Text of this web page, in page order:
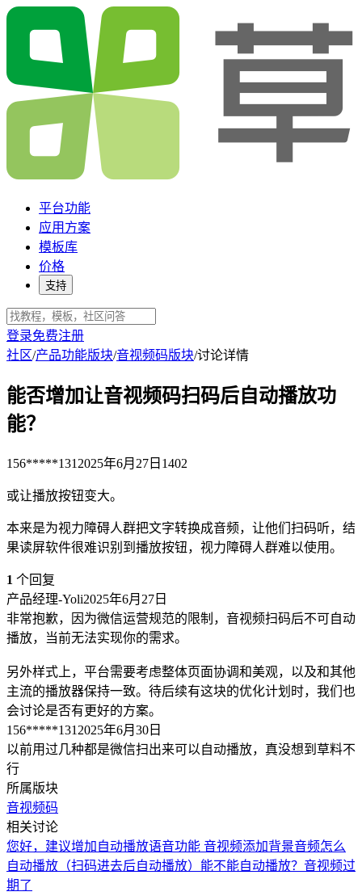
平台功能
应用方案
模板库
价格
支持
登录免费注册
社区/产品功能版块/音视频码版块/讨论详情
能否增加让音视频码扫码后自动播放功
能？
156*****131 2025年6月27日 1402
或让播放按钮变大。
本来是为视力障碍人群把文字转换成音频，让他们扫码听，结
果读屏软件很难识别到播放按钮，视力障碍人群难以使用。
1 个回复
产品经理-Yoli2025年6月27日
非常抱歉，因为微信运营规范的限制，音视频扫码后不可自动
播放，当前无法实现你的需求。
另外样式上，平台需要考虑整体页面协调和美观，以及和其他
主流的播放器保持一致。待后续有这块的优化计划时，我们也
会讨论是否有更好的方案。
156*****131 2025年6月30日
以前用过几种都是微信扫出来可以自动播放，真没想到草料不
行
所属版块
音视频码
相关讨论
您好，建议增加自动播放语音功能 音视频添加背景音频怎么
自动播放（扫码进去后自动播放） 能不能自动播放？ 音视频过
期了